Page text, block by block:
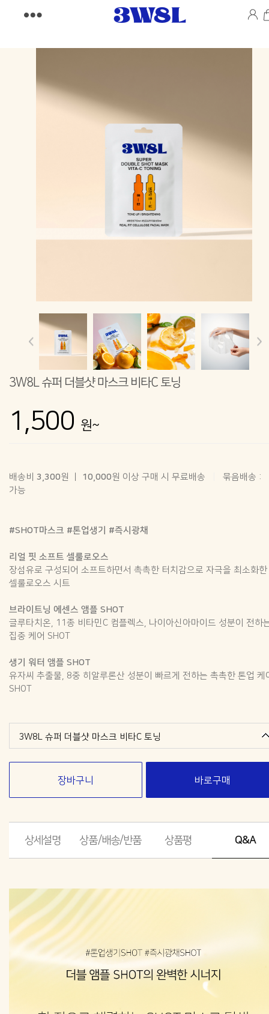
3W8L 슈퍼 더블샷 마스크 비타C 토닝
1,500 원~
배송비 3,300원 ㅣ 10,000원 이상 구매 시 무료배송
묶음배송 :
가능
#SHOT마스크 #톤업생기 #즉시광채
리얼 핏 소프트 셀룰로오스
장섬유로 구성되어 소프트하면서 촉촉한 터치감으로 자극을 최소화한
셀룰로오스 시트
브라이트닝 에센스 앰플 SHOT
글루타치온, 11종 비타민C 컴플렉스, 나이아신아마이드 성분이 전하
집중 케어 SHOT
생기 워터 앰플 SHOT
유자씨 추출물, 8중 히알루론산 성분이 빠르게 전하는 촉촉한 톤업 케
SHOT
3W8L 슈퍼 더블샷 마스크 비타C 토닝
장바구니 바로구매
상세설명 상품/배송/반품 상품평 Q&A